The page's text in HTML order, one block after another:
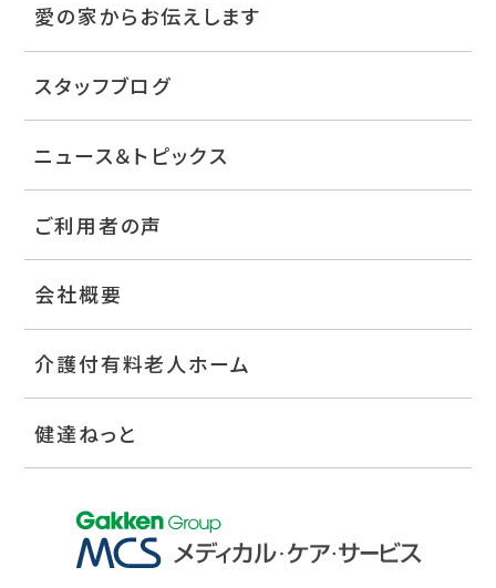
愛の家からお伝えします
スタッフブログ
ニュース＆トピックス
ご利用者の声
会社概要
介護付有料老人ホーム
健達ねっと